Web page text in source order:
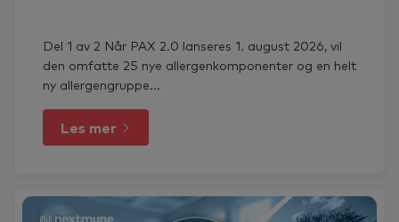
Del 1 av 2 Når PAX 2.0 lanseres 1. august 2026, vil
den omfatte 25 nye allergenkomponenter og en helt
ny allergengruppe...
Les mer